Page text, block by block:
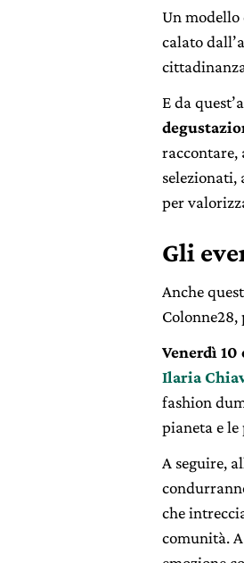
Un
calato
E da
selezionati,
per
Gli
Anche
Venerdì
Ilaria
fashion
pianeta e
A seguire,
che
comunità.